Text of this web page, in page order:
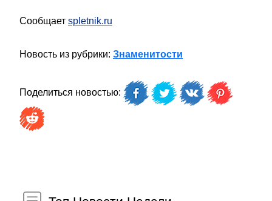
Сообщает spletnik.ru
Новость из рубрики: Знаменитости
Поделиться новостью: